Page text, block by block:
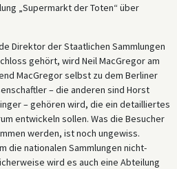
„Supermarkt der Toten“ über
Direktor der Staatlichen Sammlungen
gehört, wird Neil MacGregor am
MacGregor selbst zu dem Berliner
– die anderen sind Horst
– gehören wird, die ein detailliertes
entwickeln sollen. Was die Besucher
werden, ist noch ungewiss.
die nationalen Sammlungen nicht-
wird es auch eine Abteilung